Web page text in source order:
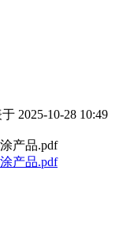
于 2025-10-28 10:49
产品.pdf
产品.pdf